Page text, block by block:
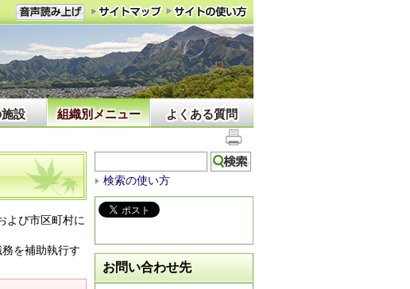
設 組織別メニュー よくある質問
よび市区町村に
を補助執行す
検索の使い方
お問い合わせ先